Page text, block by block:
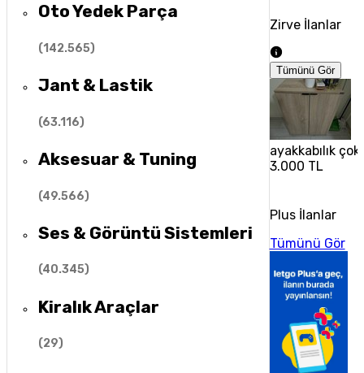
Oto Yedek Parça
(142.565)
Jant & Lastik
(63.116)
Aksesuar & Tuning
(49.566)
Ses & Görüntü Sistemleri
(40.345)
Kiralık Araçlar
(29)
Zirve İlanlar
Tümünü Gör
ayakkabılık
3.000 TL
Plus İlanlar
Tümünü Gör